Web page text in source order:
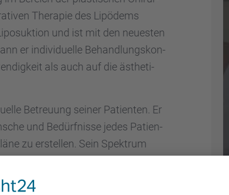
Thera­pie des Lipödems
und ist mit den neues­ten
er indivi­du­elle Behand­lungs­kon­
als auch auf die ästhe­ti­
Betreu­ung seiner Patien­ten. Er
und Bedürf­nisse jedes Patien­
zu erstel­len. Sein Spektrum
chirur­gi­sche Eingriffe mit